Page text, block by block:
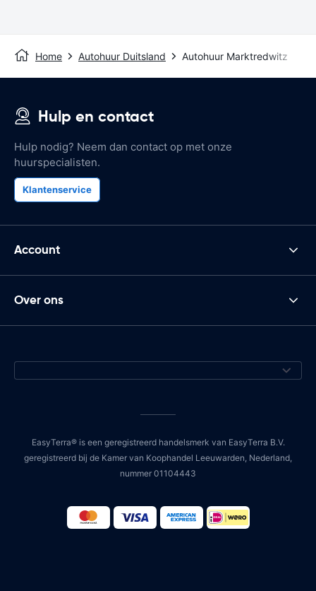
Home Autohuur Duitsland Autohuur Marktredwitz
Hulp en contact
Hulp nodig? Neem dan contact op met onze
huurspecialisten.
Klantenservice
Account
Over ons
EasyTerra® is een geregistreerd handelsmerk van EasyTerra B.V.
geregistreerd bij de Kamer van Koophandel Leeuwarden, Nederland,
nummer 01104443